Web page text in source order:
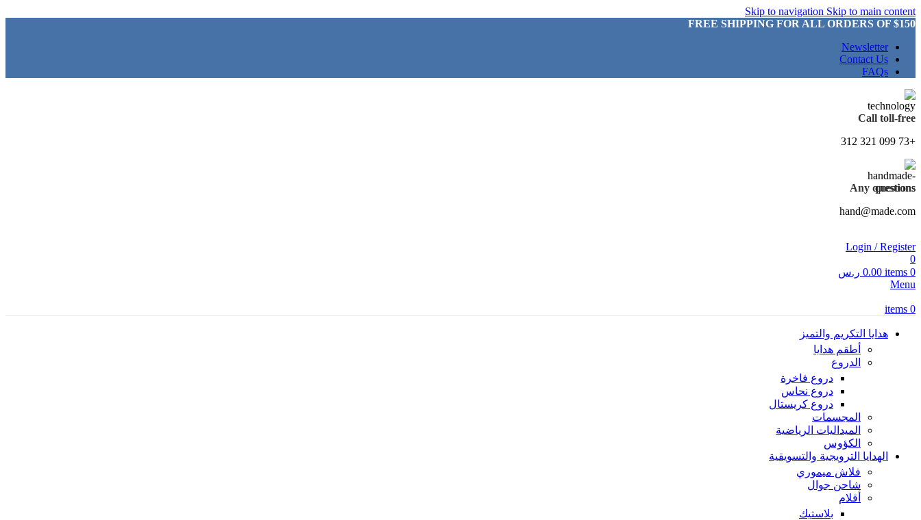
Skip to navigation Skip to main content
FREE SHIPPING FOR ALL ORDERS OF $150
Newsletter
Contact Us
FAQs
Call toll-free
+73 099 321 312
Any questions
hand@made.com
Login / Register
0
0
items
0.00 ر.س
Menu
0
items
هدايا التكريم والتميز
أطقم هدايا
الدروع
دروع فاخرة
دروع نحاس
دروع كريستال
المجسمات
الميداليات الرياضية
الكؤوس
الهدايا الترويجية والتسويقية
فلاش ميموري
شاحن جوال
أقلام
بلاستيك